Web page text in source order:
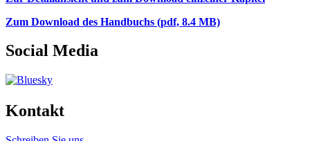
Zum Download des Handbuchs (pdf, 8.4 MB)
Social Media
Kontakt